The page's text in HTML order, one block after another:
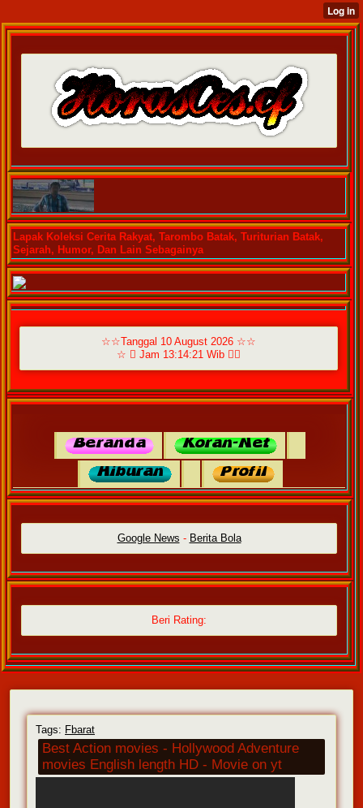
Lapak Koleksi Cerita Rakyat, Tarombo Batak, Turiturian Batak,
Sejarah, Humor, Dan Lain Sebagainya
☆☆Tanggal 10 August 2026 ☆☆
☆  Jam 13:14:21 Wib ☆
Google News - Berita Bola
Beri Rating:
Tags: Fbarat
Best Action movies - Hollywood Adventure
movies English length HD - Movie on yt